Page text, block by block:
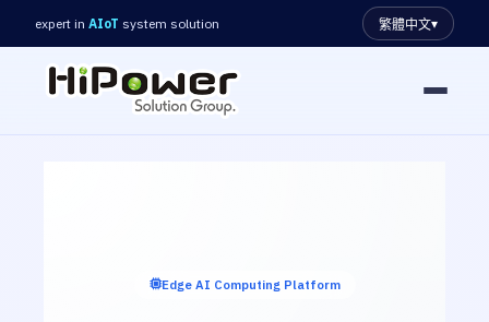
expert in AIoT system solution 繁體中文▾
▾
Edge AI Computing Platform